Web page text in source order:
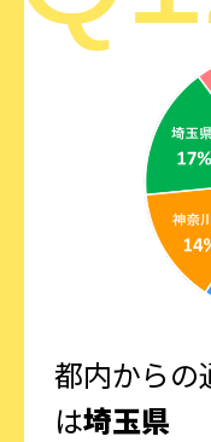
都内からの
は埼玉県